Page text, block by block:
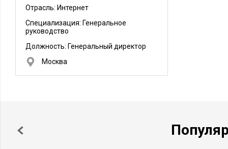
Отрасль: Интернет
Специализация: Генеральное
руководство
Должность: Генеральный директор
Москва